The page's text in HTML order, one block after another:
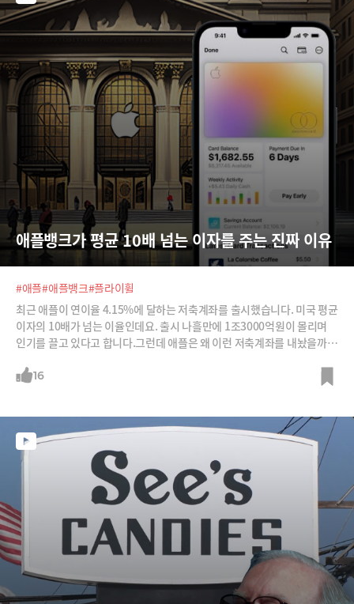
애플뱅크가 평균 10배 넘는 이자를 주는 진짜 이유
#애플#애플뱅크#플라이휠
최근 애플이 연이율 4.15%에 달하는 저축계좌를 출시했습니다. 미국 평균
이자의 10배가 넘는 이율인데요. 출시 나흘만에 1조3000억원이 몰리며
인기를 끌고 있다고 합니다.그런데 애플은 왜 이런 저축계좌를 내놨을까
금까지 내놨던 다양한 금융서비스를 함께 살펴봐야 합니다.이 모든게 애플
16